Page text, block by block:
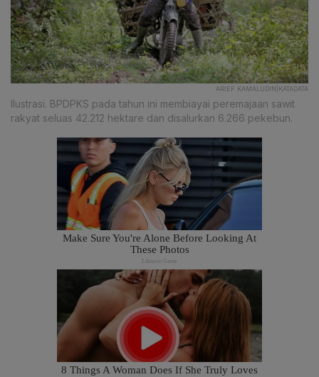
ARIEF KAMALUDIN|KATADATA
Ilustrasi. BPDPKS pada tahun ini membiayai peremajaan sawit
rakyat seluas 42.212 hektare dan disalurkan 6.266 pekebun.